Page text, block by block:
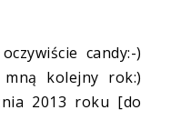
candy:-)
kolejny rok:)
2013 roku [do